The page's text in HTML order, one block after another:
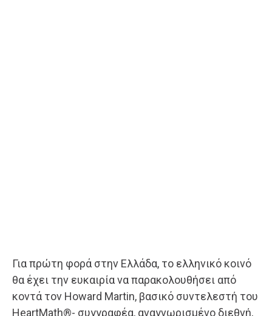
Για πρώτη φορά στην Ελλάδα, το ελληνικό κοινό
θα έχει την ευκαιρία να παρακολουθήσει από
κοντά τον Howard Martin, βασικό συντελεστή του
HeartMath®- συγγραφέα, αναγνωρισμένο διεθνή,